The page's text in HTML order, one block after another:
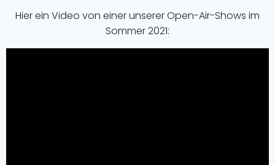
Hier ein Video von einer unserer Open-Air-Shows im
Sommer 2021: